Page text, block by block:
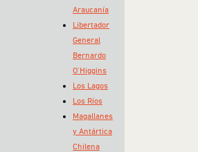
Araucanía
Libertador
General
Bernardo
O’Higgins
Los Lagos
Los Ríos
Magallanes
y Antártica
Chilena